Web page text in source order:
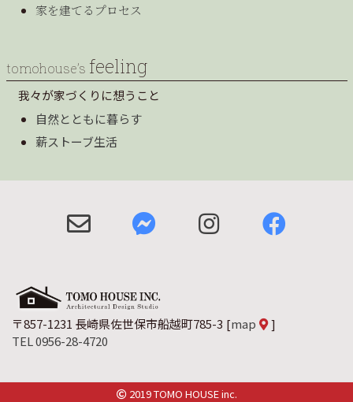
家を建てるプロセス
tomohouse’s feeling
我々が家づくりに想うこと
自然とともに暮らす
薪ストーブ生活
〒857-1231 長崎県佐世保市船越町785-3 [map
]
TEL 0956-28-4720
2019 TOMO HOUSE inc.